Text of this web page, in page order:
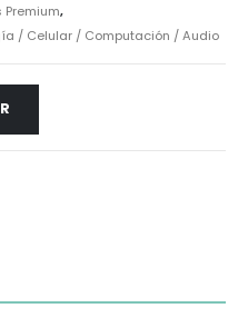
Premium,
/ Celular / Computación / Audio